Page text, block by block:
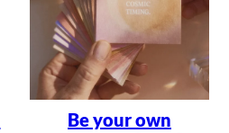
Be your own